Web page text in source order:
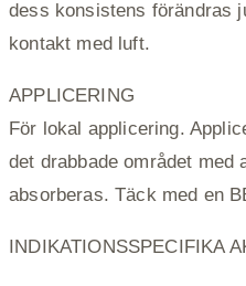
dess konsistens förändras
kontakt med luft.
APPLICERING
För lokal applicering.
det drabbade området med
absorberas. Täck med en
INDIKATIONSSPECIFIKA